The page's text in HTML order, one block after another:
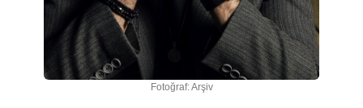
Fotoğraf: Arşiv